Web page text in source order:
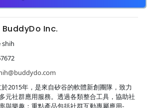
BuddyDo Inc.
shih
2015年，是來自矽谷的軟體新創團隊，致力
元社群應用服務。透過各類整合工具，協助社
與樂趣；重點產品包括社群互動專屬應用-